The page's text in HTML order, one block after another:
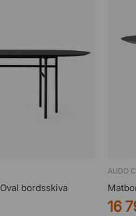
bordsskiva
AUDO
16